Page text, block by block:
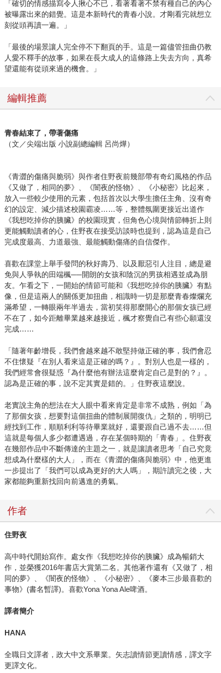
「確切的情感描寫令人揪心不已，看著看著不禁有種自己的內心
被曝露出來的錯覺。這是本新時代的青春小說。才剛看完就想立
刻從頭再讀一遍。」
「最後的場景讓人完全停不下翻頁的手。這是一篇儘管扭曲仍教
人愛不釋手的故事，如果在長大成人的這條路上失去方向，真希
望還能有從頭來過的機會。」
編輯推薦
青春結束了，帶著傷痛
（文／尖端出版 小說副總編輯 呂尚燁）
《青澀的傷痛與脆弱》與作者住野夜前幾部帶有奇幻風格的作品
《又做了，相同的夢》、《闇夜的怪物》、《小秘密》比起來，
放入一些較少使用的元素，包括首次以大學生擔任主角、沒有奇
幻的設定、減少描述校園霸凌……等，整體氛圍更接近出道作
《我想吃掉你的胰臟》的校園現實，但角色心境與情節轉折上則
更能觸動讀者的心，住野夜在接受訪談時也提到，認為這是自己
完成度最高、力道最強、最能觸動傷痛的自信傑作。
喜歡在課堂上舉手發問的秋好壽乃、以及厭惡引人注目，總是避
免與人爭執的田端楓──開朗的女孩和陰沉的男孩相遇並成為朋
友。乍看之下，一開始的情節可能和《我想吃掉你的胰臟》有點
像，但是這兩人的關係更加扭曲，相識時一切是那麼青春燦爛充
滿希望，一轉眼兩年半過去，當初笑得那麼開心的那個女孩已經
不在了，如今距離畢業越來越接近，楓才察覺自己有些心願還沒
完成……
「隨著年齡增長，我們會越來越不敢堅持做正確的事，我們會忍
不住懷疑『在別人看來這是正確的嗎？』。對別人也是一樣的，
我們經常會很疑惑『為什麼他有辦法這麼肯定自己是對的？』。
認為是正確的事，說不定其實是錯的。」住野夜這麼說。
老實說主角的想法在大人眼中看來肯定是非常不成熟，例如「為
了那個女孩，想要對這個扭曲的體制展開復仇」之類的，明明已
經找到工作，順順利利等待畢業就好，還要跟自己過不去……但
這就是每個人多少都遭遇過，存在某個時期的「青春」。住野夜
在幾部作品中不斷傳達的主題之一，就是讓讀者思考「自己究竟
想成為什麼樣的大人」，而在《青澀的傷痛與脆弱》中，他更進
一步提出了「我們可以成為更好的大人嗎」，期許讀完之後，大
家都能夠重新找回向前邁進的勇氣。
作者
住野夜
高中時代開始寫作。處女作《我想吃掉你的胰臟》成為暢銷大
作，並榮獲2016年書店大賞第二名。其他著作還有《又做了，相
同的夢》、《闇夜的怪物》、《小秘密》、《麥本三步最喜歡的
事物》(書名暫譯)。喜歡Yona Yona Ale啤酒。
譯者簡介
HANA
全職日文譯者，政大中文系畢業。矢志讀情節更讀情感，譯文字
更譯文化。